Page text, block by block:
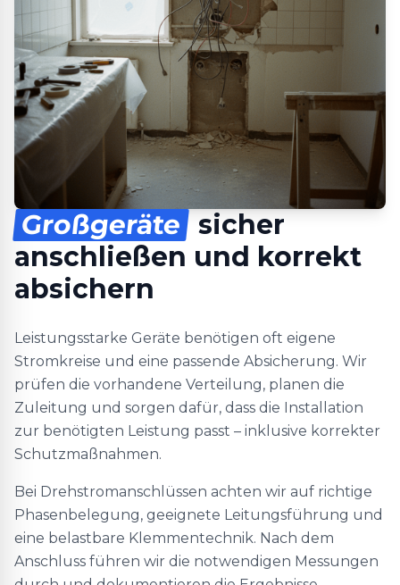
Großgeräte sicher
anschließen und korrekt
absichern
Leistungsstarke Geräte benötigen oft eigene
Stromkreise und eine passende Absicherung. Wir
prüfen die vorhandene Verteilung, planen die
Zuleitung und sorgen dafür, dass die Installation
zur benötigten Leistung passt – inklusive korrekter
Schutzmaßnahmen.
Bei Drehstromanschlüssen achten wir auf richtige
Phasenbelegung, geeignete Leitungsführung und
eine belastbare Klemmentechnik. Nach dem
Anschluss führen wir die notwendigen Messungen